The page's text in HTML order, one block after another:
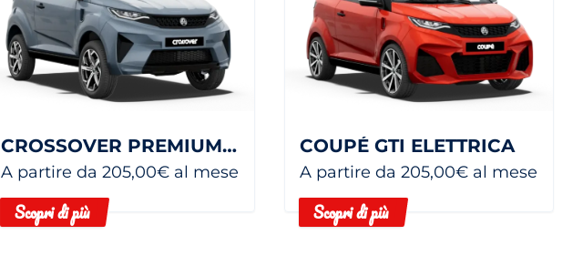
CROSSOVER PREMIUM ELETTRICA
A partire da 205,00€ al mese
Scopri di più
COUPÉ GTI ELETTRICA
A partire da 205,00€ al mese
Scopri di più